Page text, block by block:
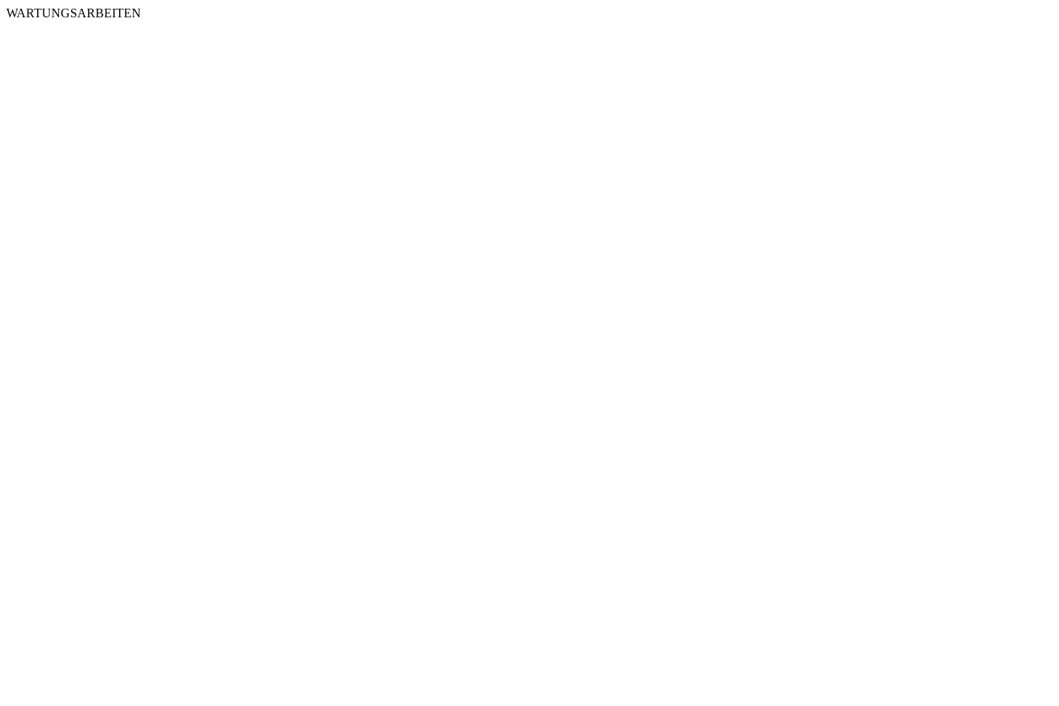
WARTUNGSARBEITEN